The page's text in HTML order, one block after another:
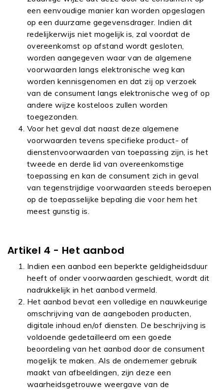
een eenvoudige manier kan worden opgeslagen
op een duurzame gegevensdrager. Indien dit
redelijkerwijs niet mogelijk is, zal voordat de
overeenkomst op afstand wordt gesloten,
worden aangegeven waar van de algemene
voorwaarden langs elektronische weg kan
worden kennisgenomen en dat zij op verzoek
van de consument langs elektronische weg of op
andere wijze kosteloos zullen worden
toegezonden.
Voor het geval dat naast deze algemene
voorwaarden tevens specifieke product- of
dienstenvoorwaarden van toepassing zijn, is het
tweede en derde lid van overeenkomstige
toepassing en kan de consument zich in geval
van tegenstrijdige voorwaarden steeds beroepen
op de toepasselijke bepaling die voor hem het
meest gunstig is.
Artikel 4 - Het aanbod
Indien een aanbod een beperkte geldigheidsduur
heeft of onder voorwaarden geschiedt, wordt dit
nadrukkelijk in het aanbod vermeld.
Het aanbod bevat een volledige en nauwkeurige
omschrijving van de aangeboden producten,
digitale inhoud en/of diensten. De beschrijving is
voldoende gedetailleerd om een goede
beoordeling van het aanbod door de consument
mogelijk te maken. Als de ondernemer gebruik
maakt van afbeeldingen, zijn deze een
waarheidsgetrouwe weergave van de